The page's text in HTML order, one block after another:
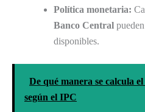
Política monetaria:
Banco Central
disponibles.
De qué manera se calcula
según el IPC